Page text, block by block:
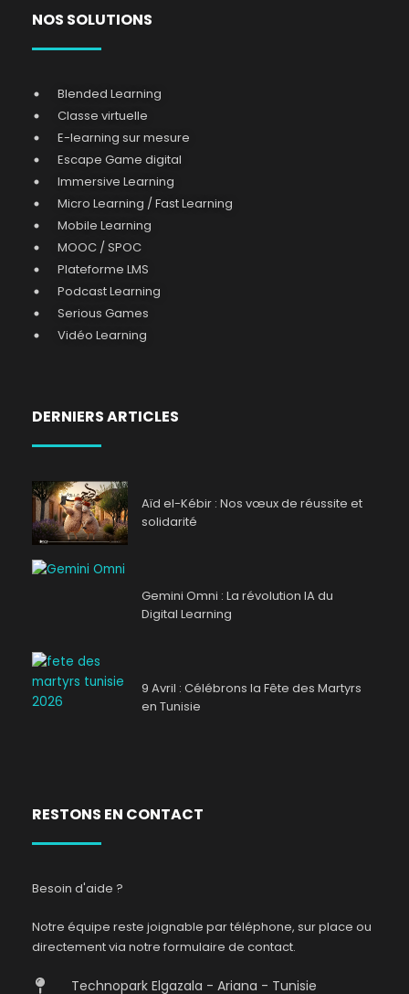
NOS SOLUTIONS
Blended Learning
Classe virtuelle
E-learning sur mesure
Escape Game digital
Immersive Learning
Micro Learning / Fast Learning
Mobile Learning
MOOC / SPOC
Plateforme LMS
Podcast Learning
Serious Games
Vidéo Learning
DERNIERS ARTICLES
Aïd el-Kébir : Nos vœux de réussite et
solidarité
Gemini Omni : La révolution IA du
Digital Learning
9 Avril : Célébrons la Fête des Martyrs
en Tunisie
RESTONS EN CONTACT
Besoin d'aide ?
Notre équipe reste joignable par téléphone, sur place ou
directement via notre formulaire de contact.
Technopark Elgazala - Ariana - Tunisie